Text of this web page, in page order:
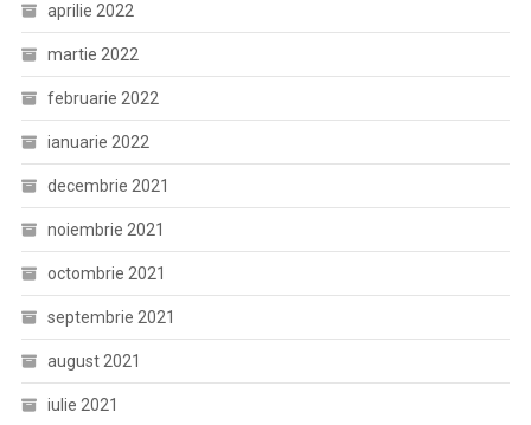
aprilie 2022
martie 2022
februarie 2022
ianuarie 2022
decembrie 2021
noiembrie 2021
octombrie 2021
septembrie 2021
august 2021
iulie 2021